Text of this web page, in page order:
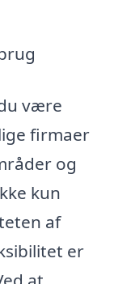
være
firmaer
og
kun
af
er